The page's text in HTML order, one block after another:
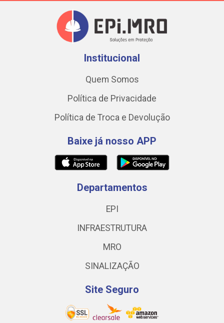
Institucional
Quem Somos
Política de Privacidade
Política de Troca e Devolução
Baixe já nosso APP
Departamentos
EPI
INFRAESTRUTURA
MRO
SINALIZAÇÃO
Site Seguro